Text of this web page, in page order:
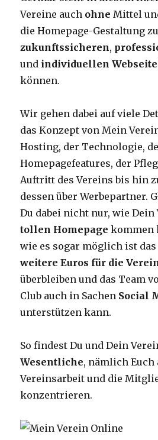
Vereine auch ohne Mittel
die Homepage-Gestaltung
zukunftssicheren,
und individuellen Webseite
können.
Wir gehen dabei auf viele
das Konzept von Mein
Hosting, der Technologie,
Homepagefeatures, der
Auftritt des Vereins bis hin
dessen über Werbepartner.
Du dabei nicht nur, wie Dein
tollen Homepage kommen
wie es sogar möglich ist
weitere Euros für die
überbleiben und das Team
Club auch in Sachen Social
unterstützen kann.
So findest Du und Dein
Wesentliche, nämlich Euch
Vereinsarbeit und die
konzentrieren.